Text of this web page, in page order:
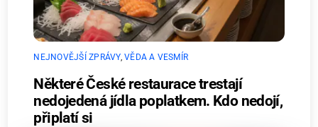
NEJNOVĚJŠÍ ZPRÁVY,VĚDA A VESMÍR
Některé České restaurace trestají
nedojedená jídla poplatkem. Kdo nedojí,
připlatí si